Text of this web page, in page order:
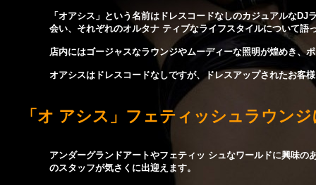
「オアシス」という名前はドレスコードなしのカジュアルな
会い、それぞれのオルタナ ティブなライフスタイルについて語
店内にはゴージャスなラウンジやムーディーな照明が煌めき、
オアシスはドレスコードなしですが、ドレスアップされたお客
「オ アシス」フェティッシュラウン
アンダーグランドアートやフェティッ シュなワールドに興味
のスタッフが気さくに出迎えます。